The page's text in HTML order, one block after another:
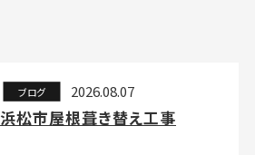
ブログ 2026.08.07
浜松市屋根葺き替え工事